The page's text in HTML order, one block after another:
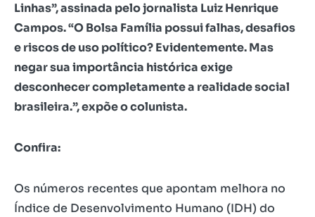
Linhas”, assinada pelo jornalista Luiz Henrique
Campos. “O Bolsa Família possui falhas, desafios
e riscos de uso político? Evidentemente. Mas
negar sua importância histórica exige
desconhecer completamente a realidade social
brasileira.”, expõe o colunista.
Confira:
Os números recentes que apontam melhora no
Índice de Desenvolvimento Humano (IDH) do